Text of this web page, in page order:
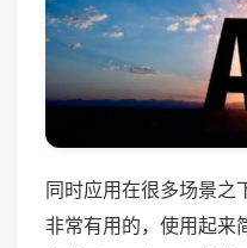
同时应用在很多场景之
非常有用的，使用起来